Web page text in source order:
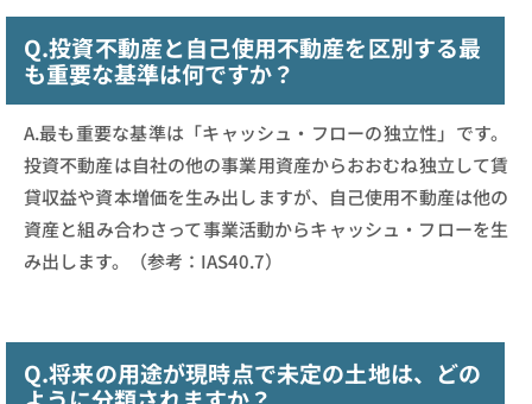
Q.投資不動産と自己使用不動産を区別する最
も重要な基準は何ですか？
A.最も重要な基準は「キャッシュ・フローの独立性」です。
投資不動産は自社の他の事業用資産からおおむね独立して賃
貸収益や資本増価を生み出しますが、自己使用不動産は他の
資産と組み合わさって事業活動からキャッシュ・フローを生
み出します。（参考：IAS40.7）
Q.将来の用途が現時点で未定の土地は、どの